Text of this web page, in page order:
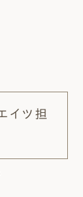
イツ担